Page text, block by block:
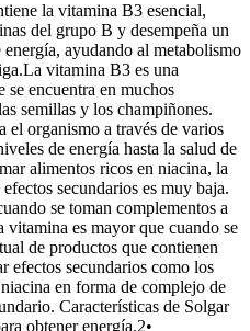
la vitamina B3 esencial,
del grupo B y desempeña un
ayudando al metabolismo
vitamina B3 es una
encuentra en muchos
semillas y los champiñones.
el organismo a través de varios
de energía hasta la salud de
alimentos ricos en niacina, la
secundarios es muy baja.
se toman complementos a
vitamina es mayor que cuando se
de productos que contienen
efectos secundarios como los
en forma de complejo de
Características de Solgar
obtener energía.2•